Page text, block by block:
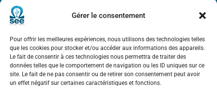
Gérer le consentement
Pour offrir les meilleures expériences, nous utilisons des technologies telles
que les cookies pour stocker et/ou accéder aux informations des appareils.
Le fait de consentir à ces technologies nous permettra de traiter des
données telles que le comportement de navigation ou les ID uniques sur ce
site. Le fait de ne pas consentir ou de retirer son consentement peut avoir
un effet négatif sur certaines caractéristiques et fonctions.
Bicentenaire des découvertes d’André-
Marie Ampère
Mentions légales
N° de SIREN : 785 393 232, Code APE : 9412Z TVA intra-
communautaire : FR44 785 393 232